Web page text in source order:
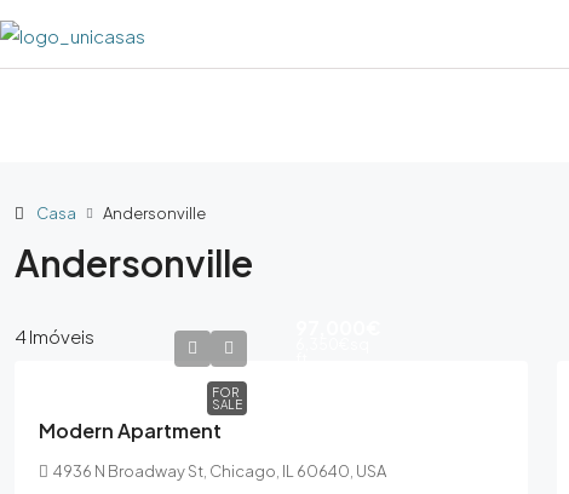
Casa Andersonville
Andersonville
4 Imóveis
FOR
SALE
Modern Apartment
4936 N Broadway St, Chicago, IL 60640, USA